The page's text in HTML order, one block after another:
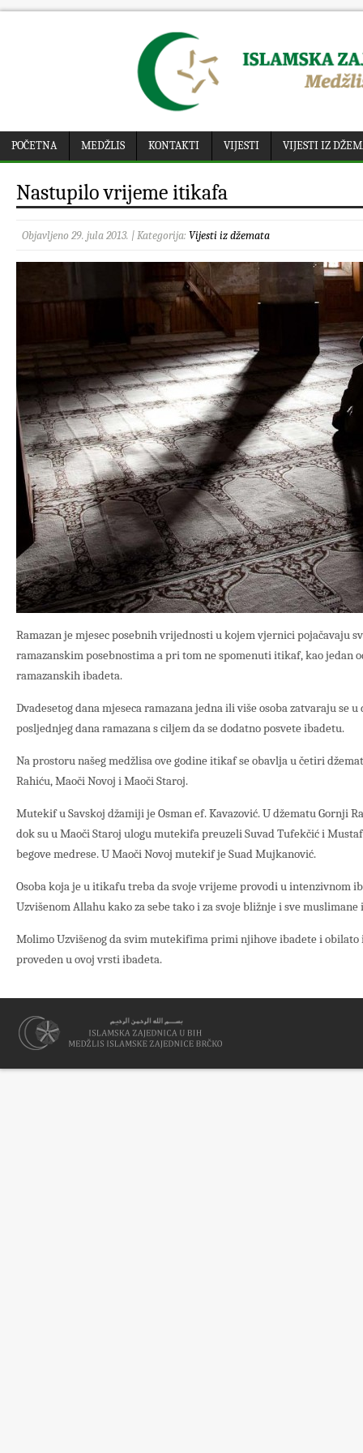
POČETNA MEDŽLIS KONTAKTI VIJESTI VIJESTI IZ
Nastupilo vrijeme itikafa
Objavljeno 29. jula 2013. | Kategorija: Vijesti iz džemata
Ramazan je mjesec posebnih vrijednosti u kojem vjernici pojačavaju
ramazanskim posebnostima a pri tom ne spomenuti itikaf, kao jedan
ramazanskih ibadeta.
Dvadesetog dana mjeseca ramazana jedna ili više osoba zatvaraju se
posljednjeg dana ramazana s ciljem da se dodatno posvete ibadetu.
Na prostoru našeg medžlisa ove godine itikaf se obavlja u četiri
Rahiću, Maoči Novoj i Maoči Staroj.
Mutekif u Savskoj džamiji je Osman ef. Kavazović. U džematu Gornji
dok su u Maoči Staroj ulogu mutekifa preuzeli Suvad Tufekčić i
begove medrese. U Maoči Novoj mutekif je Suad Mujkanović.
Osoba koja je u itikafu treba da svoje vrijeme provodi u intenzivnom
Uzvišenom Allahu kako za sebe tako i za svoje bližnje i sve
Molimo Uzvišenog da svim mutekifima primi njihove ibadete i
proveden u ovoj vrsti ibadeta.